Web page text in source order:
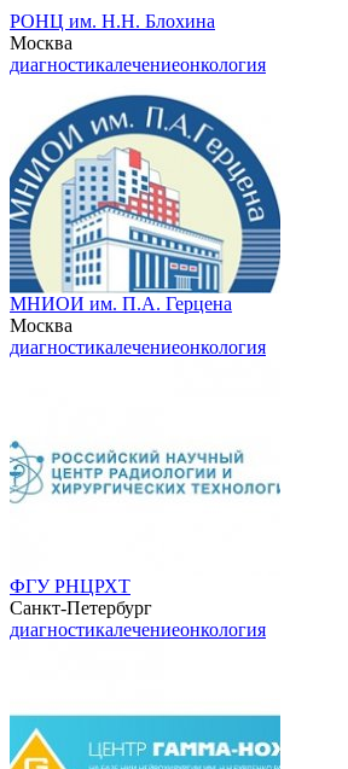
РОНЦ им. Н.Н. Блохина
Москва
диагностикалечениеонкология
МНИОИ им. П.А. Герцена
Москва
диагностикалечениеонкология
ФГУ РНЦРХТ
Санкт-Петербург
диагностикалечениеонкология